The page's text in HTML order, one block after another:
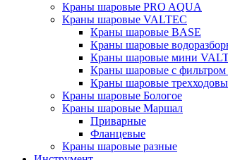
Краны шаровые PRO AQUA
Краны шаровые VALTEC
Краны шаровые BASE
Краны шаровые
Краны шаровые мини
Краны шаровые с
Краны шаровые
Краны шаровые Бологое
Краны шаровые Маршал
Приварные
Фланцевые
Краны шаровые разные